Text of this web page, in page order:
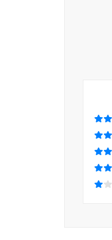
2부 검란(
조국 일가
국면의 언
제대로 지
검찰의 입
4부 시민